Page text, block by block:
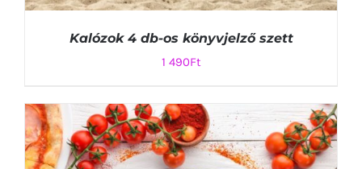
KOSÁRBA TESZEM
/
Kalózok 4 db-os könyvjelző szett
1 490Ft